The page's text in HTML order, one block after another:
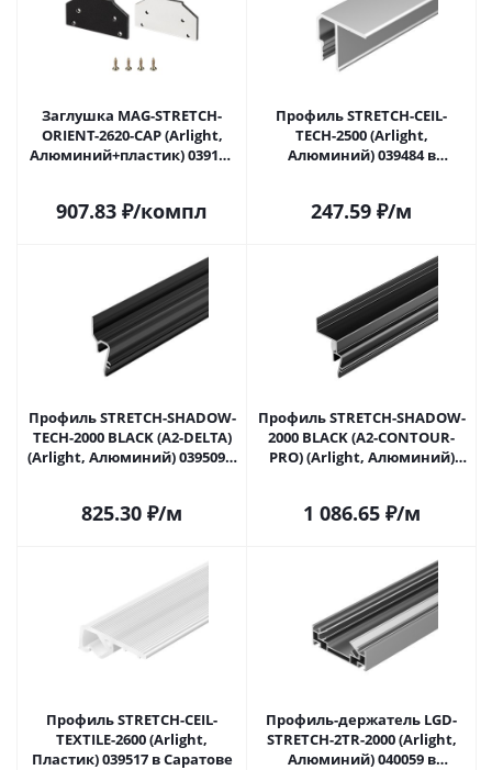
Заглушка MAG-STRETCH-
ORIENT-2620-CAP (Arlight,
Алюминий+пластик) 039185
907.83 ₽/компл
Профиль STRETCH-CEIL-
TECH-2500 (Arlight,
Алюминий) 039484 в
247.59 ₽/м
Профиль STRETCH-SHADOW-
TECH-2000 BLACK (A2-DELTA)
(Arlight, Алюминий) 039509 в
825.30 ₽/м
Профиль STRETCH-SHADOW-
2000 BLACK (A2-CONTOUR-
PRO) (Arlight, Алюминий)
1 086.65₽/м
Профиль STRETCH-CEIL-
TEXTILE-2600 (Arlight,
Пластик) 039517 в Саратове
Профиль-держатель LGD-
STRETCH-2TR-2000 (Arlight,
Алюминий) 040059 в